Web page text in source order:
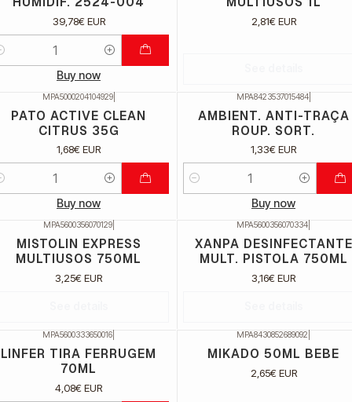
39,78€ EUR
Buy now
2,81€ EUR
MPA5000204104929|
PATO ACTIVE CLEAN
CITRUS 35G
1,68€ EUR
Buy now
MPA8423537015484|
AMBIENT. ANTI-TRAÇA
ROUP. SORT.
1,33€ EUR
Quantidade
Buy now
MPA5600356070129|
MISTOLIN EXPRESS
MULTIUSOS 750ML
3,25€ EUR
MPA5600356070334
XANPA DESINFECTANTE
MULT. PISTOLA 750ML
3,16€ EUR
MPA5600333650016
LINFER TIRA FERRUGEM
70ML
4,08€ EUR
MPA8430852689092
MIKADO 50ML BEBE
2,65€ EUR